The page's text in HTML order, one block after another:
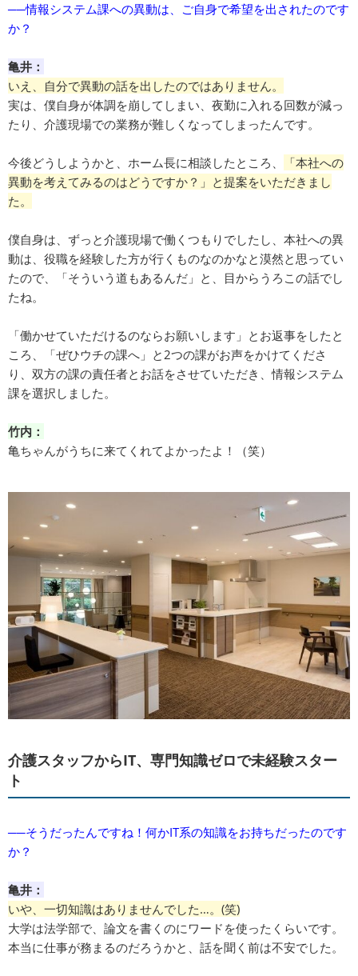
──情報システム課への異動は、ご自身で希望を出されたのです
か？
亀井：
いえ、自分で異動の話を出したのではありません。
実は、僕自身が体調を崩してしまい、夜勤に入れる回数が減っ
たり、介護現場での業務が難しくなってしまったんです。
今後どうしようかと、ホーム長に相談したところ、
「本社への
異動を考えてみるのはどうですか？」と提案をいただきまし
た。
僕自身は、ずっと介護現場で働くつもりでしたし、本社への異
動は、役職を経験した方が行くものなのかなと漠然と思ってい
たので、「そういう道もあるんだ」と、目からうろこの話でし
たね。
「働かせていただけるのならお願いします」とお返事をしたと
ころ、「ぜひウチの課へ」と2つの課がお声をかけてくださ
り、双方の課の責任者とお話をさせていただき、情報システム
課を選択しました。
竹内：
亀ちゃんがうちに来てくれてよかったよ！（笑）
介護スタッフからIT、専門知識ゼロで未経験スター
ト
──そうだったんですね！何かIT系の知識をお持ちだったのです
か？
亀井：
いや、一切知識はありませんでした…。(笑)
大学は法学部で、論文を書くのにワードを使ったくらいです。
本当に仕事が務まるのだろうかと、話を聞く前は不安でした。